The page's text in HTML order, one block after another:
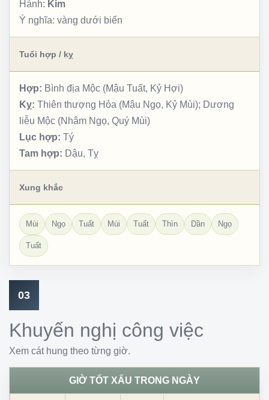
Hành: Kim
Ý nghĩa: vàng dưới biển
Tuổi hợp / kỵ
Hợp: Bình địa Mộc (Mậu Tuất, Kỷ Hợi)
Kỵ: Thiên thượng Hỏa (Mậu Ngọ, Kỷ Mùi); Dương
liễu Mộc (Nhâm Ngọ, Quý Mùi)
Lục hợp: Tý
Tam hợp: Dậu, Tỵ
Xung khắc
Mùi Ngọ Tuất Mùi Tuất Thìn Dần Ngọ
Tuất
03
Khuyến nghị công việc
Xem cát hung theo từng giờ.
GIỜ TỐT XẤU TRONG NGÀY